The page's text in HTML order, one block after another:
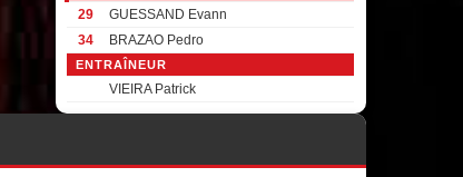
29
GUESSAND Evann
34
BRAZAO Pedro
ENTRAÎNEUR
VIEIRA Patrick